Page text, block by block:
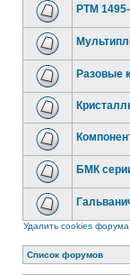
РТМ
Разовые
БМК
Удалить cookies форума
Список форумов